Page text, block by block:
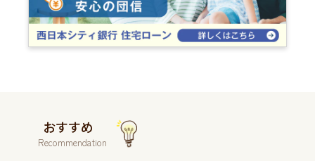
おすすめ
Recommendation